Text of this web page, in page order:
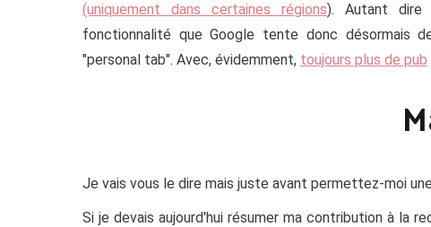
(uniquement dans certaines régions). Autant dire
fonctionnalité que Google tente donc désormais
"personal tab". Avec, évidemment, toujours plus de pub
Je vais vous le dire mais juste avant permettez-moi
Si je devais aujourd'hui résumer ma contribution à la